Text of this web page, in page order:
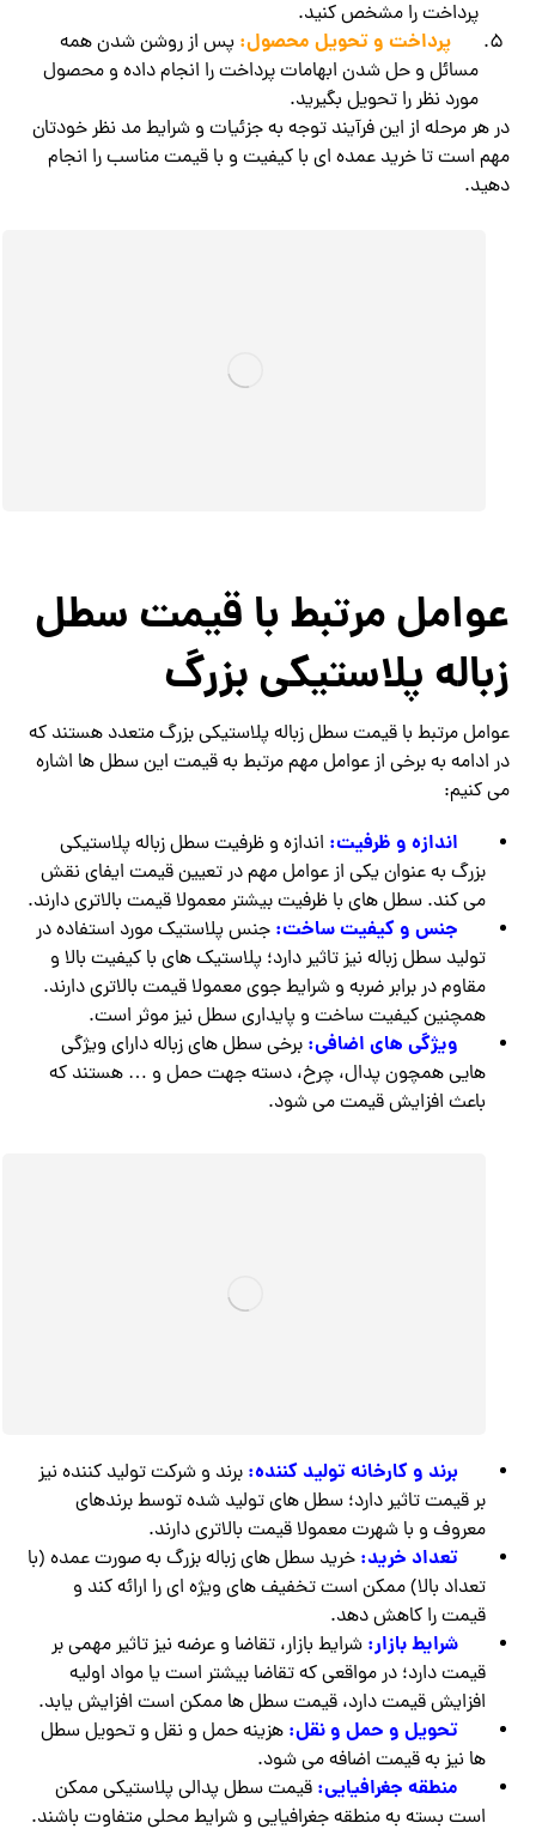
پرداخت را مشخص کنید.
پرداخت و تحویل محصول: پس از روشن شدن همه
مسائل و حل شدن ابهامات پرداخت را انجام داده و محصول
مورد نظر را تحویل بگیرید.
در هر مرحله از این فرآیند توجه به جزئیات و شرایط مد نظر خودتان
مهم است تا خرید عمده ای با کیفیت و با قیمت مناسب را انجام
دهید.
عوامل مرتبط با قیمت سطل
زباله پلاستیکی بزرگ
عوامل مرتبط با قیمت سطل زباله پلاستیکی بزرگ متعدد هستند که
در ادامه به برخی از عوامل مهم مرتبط به قیمت این سطل ها اشاره
می کنیم:
اندازه و ظرفیت: اندازه و ظرفیت سطل زباله پلاستیکی
بزرگ به عنوان یکی از عوامل مهم در تعیین قیمت ایفای نقش
می کند. سطل های با ظرفیت بیشتر معمولا قیمت بالاتری دارند.
جنس و کیفیت ساخت: جنس پلاستیک مورد استفاده در
تولید سطل زباله نیز تاثیر دارد؛ پلاستیک های با کیفیت بالا و
مقاوم در برابر ضربه و شرایط جوی معمولا قیمت بالاتری دارند.
همچنین کیفیت ساخت و پایداری سطل نیز موثر است.
ویژگی های اضافی: برخی سطل های زباله دارای ویژگی
هایی همچون پدال، چرخ، دسته جهت حمل و … هستند که
باعث افزایش قیمت می شود.
برند و کارخانه تولید کننده: برند و شرکت تولید کننده نیز
بر قیمت تاثیر دارد؛ سطل های تولید شده توسط برندهای
معروف و با شهرت معمولا قیمت بالاتری دارند.
تعداد خرید: خرید سطل های زباله بزرگ به صورت عمده (با
تعداد بالا) ممکن است تخفیف های ویژه ای را ارائه کند و
قیمت را کاهش دهد.
شرایط بازار: شرایط بازار، تقاضا و عرضه نیز تاثیر مهمی بر
قیمت دارد؛ در مواقعی که تقاضا بیشتر است یا مواد اولیه
افزایش قیمت دارد، قیمت سطل ها ممکن است افزایش یابد.
تحویل و حمل و نقل: هزینه حمل و نقل و تحویل سطل
ها نیز به قیمت اضافه می شود.
منطقه جغرافیایی: قیمت سطل پدالی پلاستیکی ممکن
است بسته به منطقه جغرافیایی و شرایط محلی متفاوت باشند.